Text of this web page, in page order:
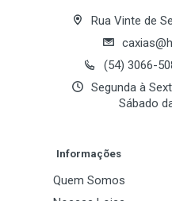
Rua Vinte de
(54) 3066-
Segunda à
Sábado
Informações
Quem Somos